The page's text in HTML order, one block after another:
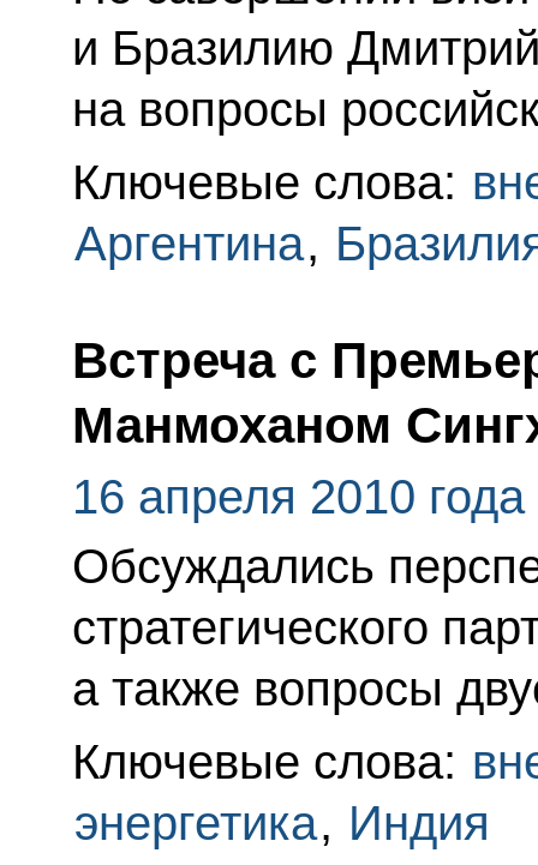
и Бразилию
на вопросы
Ключевые слова:
Аргентина,
Встреча с
Манмоханом
16 апреля 2010 года
Обсуждались
стратегического
а также вопросы
Ключевые слова:
энергетика, Индия